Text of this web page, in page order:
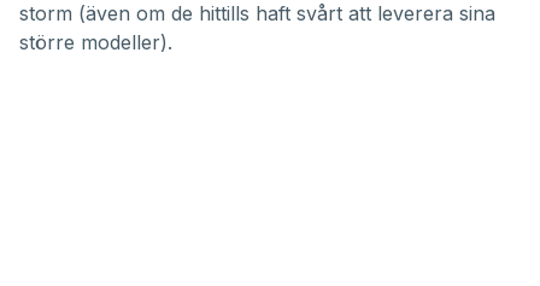
storm (även om de hittills haft svårt att leverera sina
större modeller).